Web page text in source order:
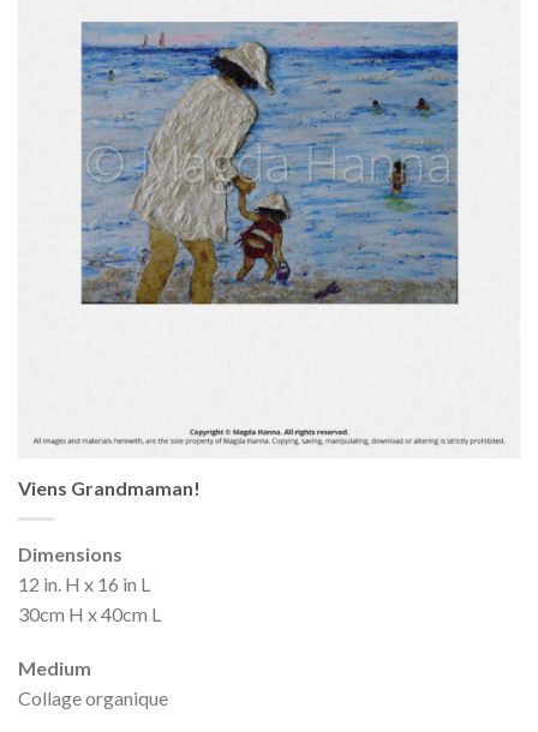
Viens Grandmaman!
Dimensions
12 in. H x 16 in L
30cm H x 40cm L
Medium
Collage organique